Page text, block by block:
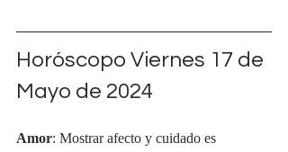
Horóscopo Viernes 17 de
Mayo de 2024
Amor: Mostrar afecto y cuidado es